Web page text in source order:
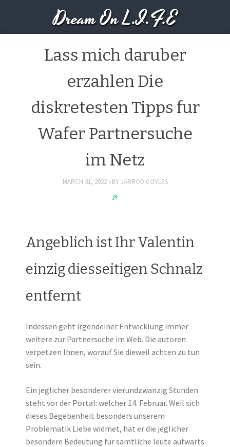
Dream On L.I.F.E
Lass mich daruber
erzahlen Die
diskretesten Tipps fur
Wafer Partnersuche
im Netz
MARCH 31, 2022 BY JARROD COYLES
Angeblich ist Ihr Valentin
einzig diesseitigen Schnalz
entfernt
Indessen geht irgendeiner Entwicklung immer
weitere zur Partnersuche im Web. Die autoren
verpetzen Ihnen, worauf Sie dieweil achten zu tun
sein.
Ein jeglicher besonderer vierundzwanzig Stunden
steht vor der Portal: welcher 14. Februar. Weil sich
dieses Begebenheit besonders unserem
Problematik Liebe widmet, hat er die jeglicher
besondere Bedeutung fur samtliche leute aufwarts